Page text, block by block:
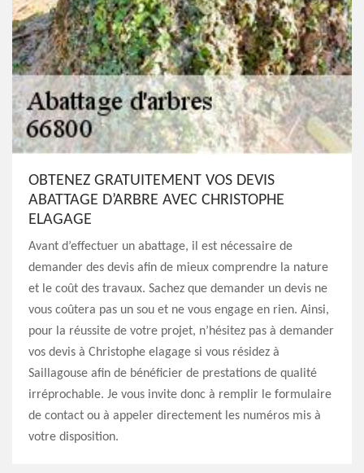
OBTENEZ GRATUITEMENT VOS DEVIS
ABATTAGE D’ARBRE AVEC CHRISTOPHE
ELAGAGE
Avant d’effectuer un abattage, il est nécessaire de
demander des devis afin de mieux comprendre la nature
et le coût des travaux. Sachez que demander un devis ne
vous coûtera pas un sou et ne vous engage en rien. Ainsi,
pour la réussite de votre projet, n’hésitez pas à demander
vos devis à Christophe elagage si vous résidez à
Saillagouse afin de bénéficier de prestations de qualité
irréprochable. Je vous invite donc à remplir le formulaire
de contact ou à appeler directement les numéros mis à
votre disposition.